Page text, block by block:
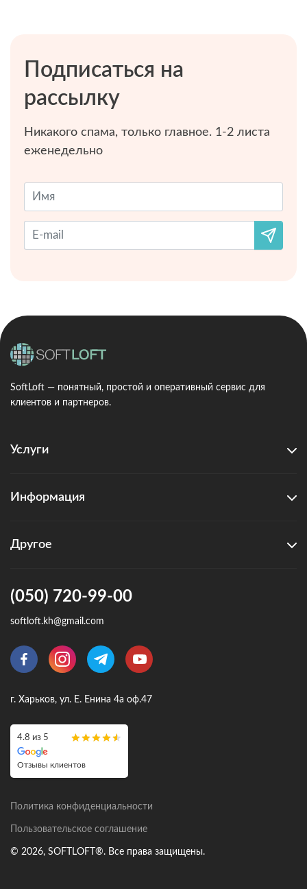
Подписаться на
рассылку
Никакого спама, только главное. 1-2 листа
еженедельно
SoftLoft — понятный, простой и оперативный сервис для
клиентов и партнеров.
Услуги
Информация
Другое
(050) 720-99-00
softloft.kh@gmail.com
г. Харьков, ул. Е. Енина 4а оф.47
4.8 из 5
Отзывы клиентов
Политика конфиденциальности
Пользовательское соглашение
© 2026, SOFTLOFT®. Все права защищены.